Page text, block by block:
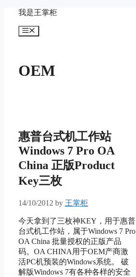
content
我是王掌柜
Menu
OEM
惠普台式机工作站
Windows 7 Pro OA
China 正版Product
Key三枚
14/10/2012 by 王掌柜
今天拿到了三枚神KEY，用于惠普
台式机工作站，属于Windows 7 Pro
OA China 批量授权的正版产品
码。OA CHINA用于OEM产商激
活PC机预装的Windows系统。 破
解版Windows 7有各种各样的安全